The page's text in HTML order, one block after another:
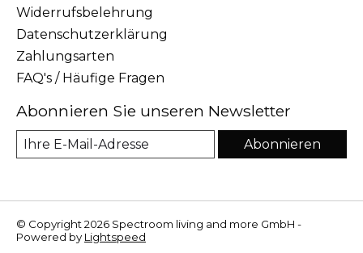
Widerrufsbelehrung
Datenschutzerklärung
Zahlungsarten
FAQ's / Häufige Fragen
Abonnieren Sie unseren Newsletter
Abonnieren
© Copyright 2026 Spectroom living and more GmbH -
Powered by Lightspeed